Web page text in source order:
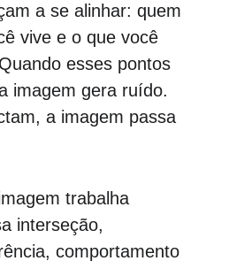
a se alinhar: quem
vive e o que você
esses pontos
imagem gera ruído.
a imagem passa
trabalha
interseção,
comportamento